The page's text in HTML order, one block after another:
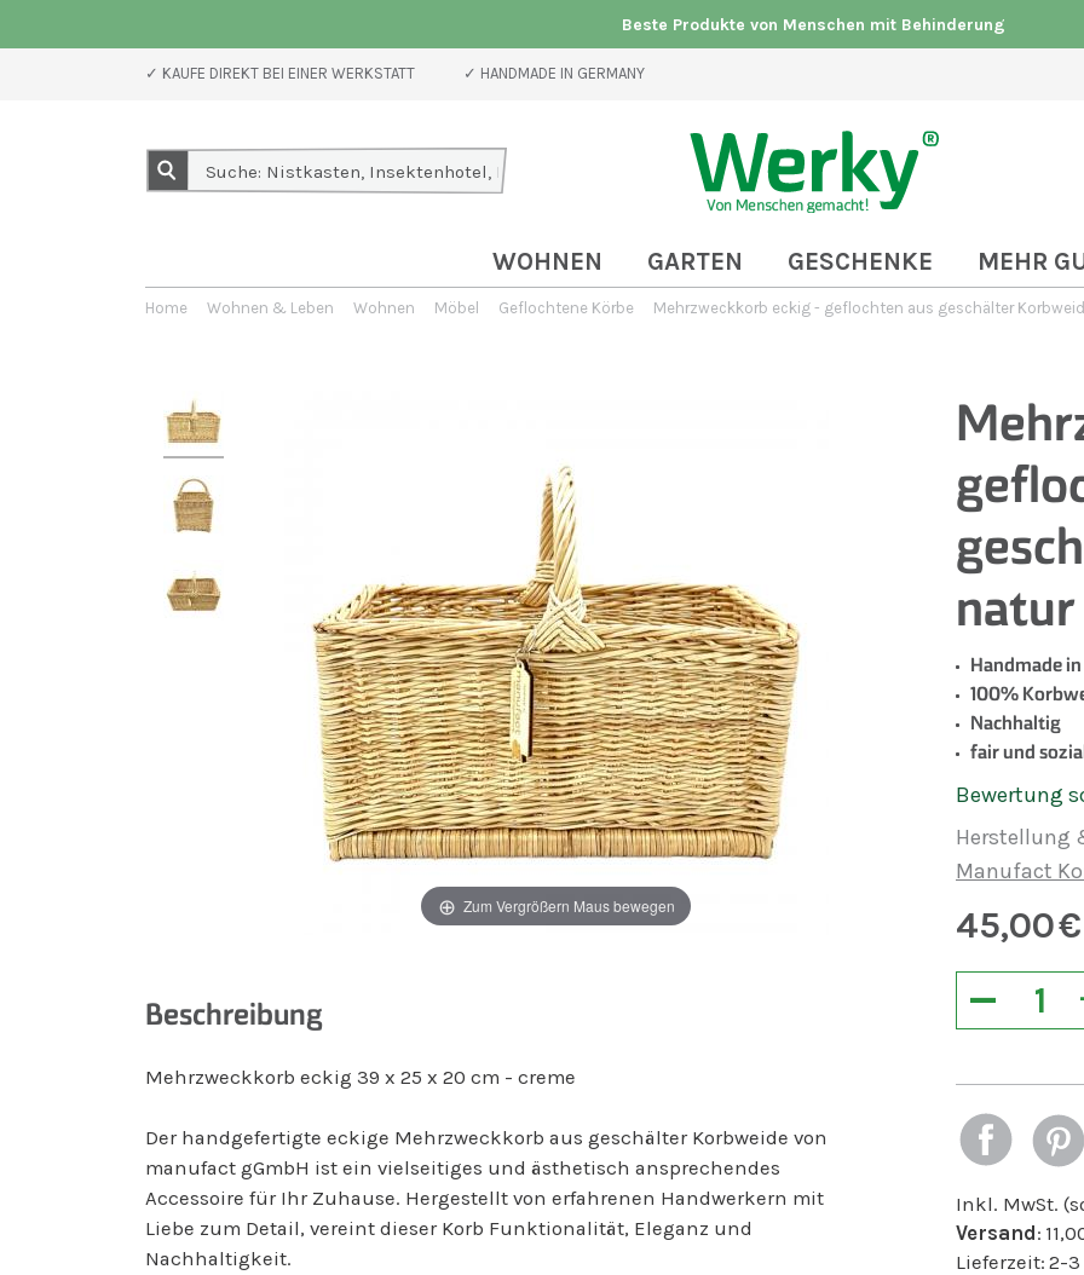
Beste Produkte von Menschen mit Behinderung
✓ KAUFE DIREKT BEI EINER WERKSTATT ✓ HANDMADE IN GERMANY
WOHNEN GARTEN GESCHENKE MEHR
Home Wohnen & Leben Wohnen Möbel Geflochtene Körbe Mehrzweckkorb eckig - geflochten aus geschälter
Zum Vergrößern Maus bewegen
Beschreibung
Mehrzweckkorb eckig 39 x 25 x 20 cm - creme
Der handgefertigte eckige Mehrzweckkorb aus geschälter Korbweide von
manufact gGmbH ist ein vielseitiges und ästhetisch ansprechendes
Accessoire für Ihr Zuhause. Hergestellt von erfahrenen Handwerkern mit
Liebe zum Detail, vereint dieser Korb Funktionalität, Eleganz und
Nachhaltigkeit.
Handmade
100%
Nachhaltig
fair und
Bewertung
Herstellung
Manufact
45,00€
−
Inkl. MwSt.
Versand:
Lieferzeit: 2-3